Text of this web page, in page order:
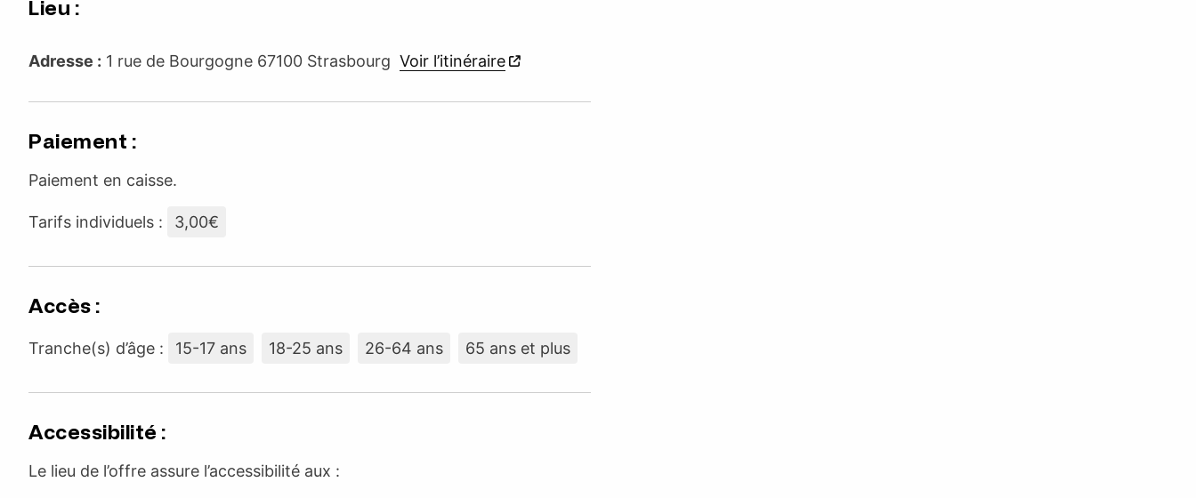
Lieu :
Adresse : 1 rue de Bourgogne 67100 Strasbourg Voir l’itinéraire
Paiement :
Paiement en caisse.
Tarifs individuels : 3,00€
Accès :
Tranche(s) d’âge : 15-17 ans 18-25 ans 26-64 ans 65 ans et plus
Accessibilité :
Le lieu de l’offre assure l’accessibilité aux :